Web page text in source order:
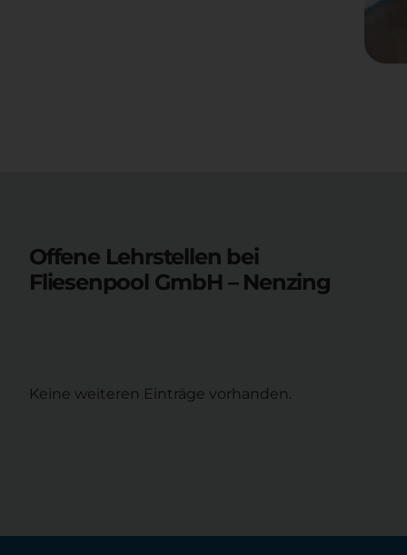
Offene Lehrstellen bei
Fliesenpool GmbH – Nenzing
Keine weiteren Einträge vorhanden.